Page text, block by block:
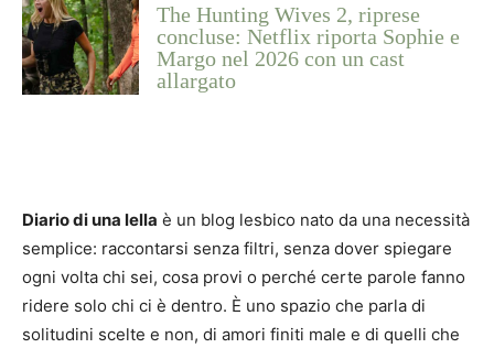
The Hunting Wives 2, riprese
concluse: Netflix riporta Sophie e
Margo nel 2026 con un cast
allargato
Diario di una lella è un blog lesbico nato da una necessità
semplice: raccontarsi senza filtri, senza dover spiegare
ogni volta chi sei, cosa provi o perché certe parole fanno
ridere solo chi ci è dentro. È uno spazio che parla di
solitudini scelte e non, di amori finiti male e di quelli che